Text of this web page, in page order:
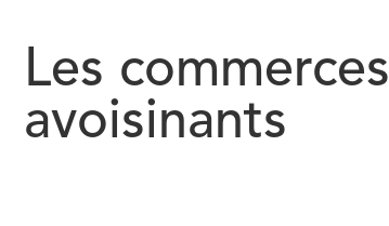
Les commerces
avoisinants